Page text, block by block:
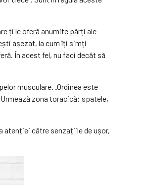
ți le oferă anumite părți ale
așezat, la cum îți simți
În acest fel, nu faci decât să
musculare. „Ordinea este
zona toracică: spatele,
atenției către senzațiile de ușor,